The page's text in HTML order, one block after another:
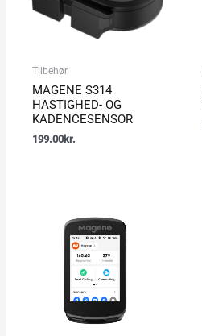
Tilbehør
MAGENE S314
HASTIGHED- OG
KADENCESENSOR
199.00kr.